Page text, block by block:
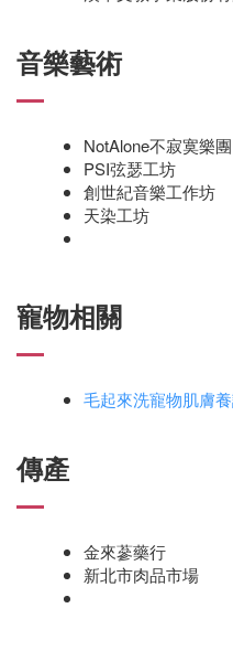
音樂藝術
NotAlone不寂寞樂團
PSI弦瑟工坊
創世紀音樂工作坊
天染工坊
寵物相關
毛起來洗寵物肌膚
傳產
金來蔘藥行
新北市肉品市場